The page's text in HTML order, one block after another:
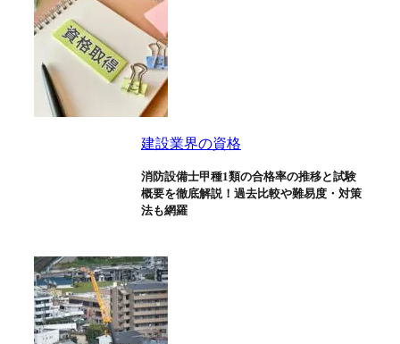
建設業界の資格
消防設備士甲種1類の合格率の推移と試験
概要を徹底解説！過去比較や難易度・対策
法も網羅